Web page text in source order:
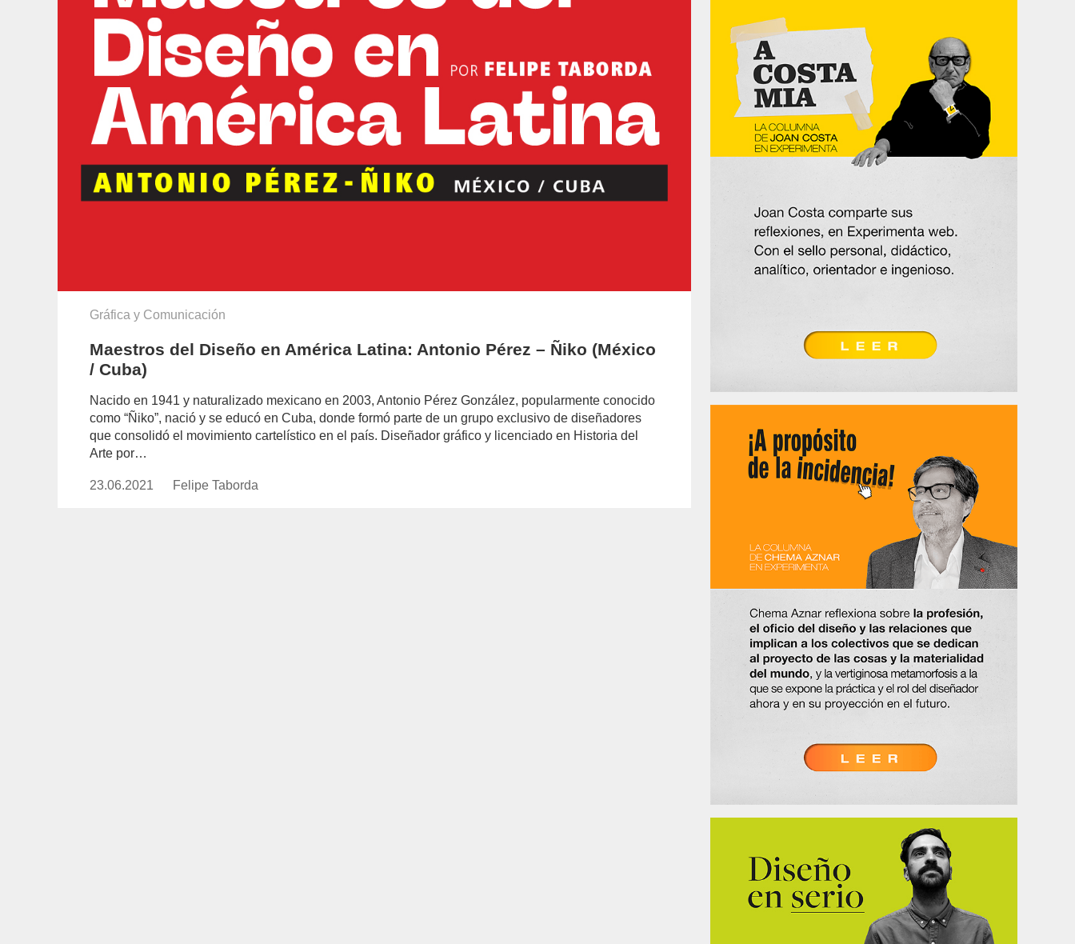
Gráfica y Comunicación
Maestros del Diseño en América Latina: Antonio Pérez – Ñiko (México
/ Cuba)
Nacido en 1941 y naturalizado mexicano en 2003, Antonio Pérez González, popularmente conocido
como “Ñiko”, nació y se educó en Cuba, donde formó parte de un grupo exclusivo de diseñadores
que consolidó el movimiento cartelístico en el país. Diseñador gráfico y licenciado en Historia del
Arte por…
Publicado
23.06.2021
https://www.experimenta.es/author/felipe-
Felipe Taborda